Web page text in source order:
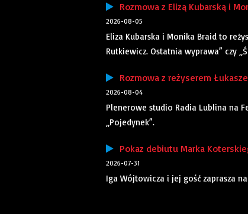
Rozmowa z Elizą Kubarską i
2026-08-05
Eliza Kubarska i Monika Braid to
Rutkiewicz. Ostatnia wyprawa” czy
Rozmowa z reżyserem
2026-08-04
Plenerowe studio Radia Lublina na
„Pojedynek”.
Pokaz debiutu Marka
2026-07-31
Iga Wójtowicza i jej gość zaprasza